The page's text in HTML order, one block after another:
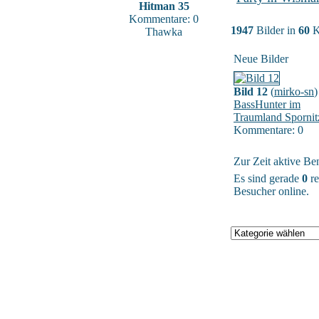
Hitman 35
Kommentare: 0
Thawka
1947 Bilder in 60
Neue Bilder
Bild 12 (mirko-sn)
BassHunter im
Traumland
Kommentare: 0
Zur Zeit aktive
Es sind gerade 0
Besucher online.